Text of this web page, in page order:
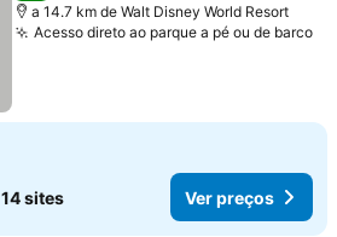
a 14.7 km de Walt Disney World Resort
Acesso direto ao parque a pé ou de barco
14 sites Ver preços